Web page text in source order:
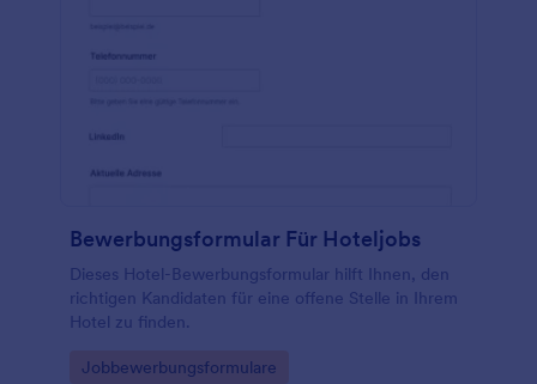
Überblick über die Bewerber, indem Sie neue
oder Dokumente sofort auf Speicheranwendungen
diesem kostenlosen Muster-Bewerbungsformular
Papierkram organisieren und den
Bewerbungsprozess für zufriedene Mitarbeiter und
Bewerber vereinfachen.
Bewerbungsformular Für Hoteljobs
Dieses Hotel-Bewerbungsformular hilft Ihnen, den
richtigen Kandidaten für eine offene Stelle in Ihrem
Hotel zu finden.
Go to Category:
Jobbewerbungsformulare